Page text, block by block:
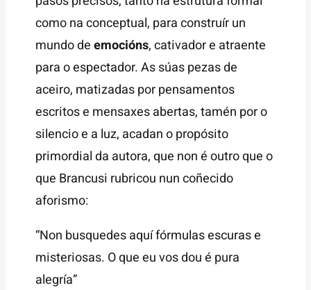
como na conceptual, para construír un
mundo deemocións, cativador e atraente
para o espectador. As súas pezas de
aceiro, matizadas por pensamentos
escritos e mensaxes abertas, tamén por o
silencio e a luz, acadan o propósito
primordial da autora, que non é outro que o
que Brancusi rubricou nun coñecido
aforismo:
“Non busquedes aquí fórmulas escuras e
misteriosas. O que eu vos dou é pura
alegría”